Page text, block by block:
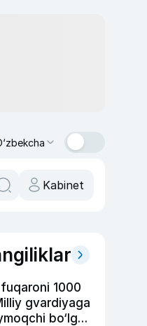
Kabinet
1000
gvardiyaga
bo‘lgan